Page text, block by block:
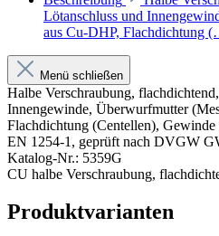
Lötanschluss und
aus Cu-DHP, Flachdichtung
Menü schließen
Halbe Verschraubung,
Innengewinde, Überwurfmutter
Flachdichtung (Centellen),
EN 1254-1, geprüft nach DVGW
Katalog-Nr.: 5359G
CU halbe Verschraubung,
Produktvarianten